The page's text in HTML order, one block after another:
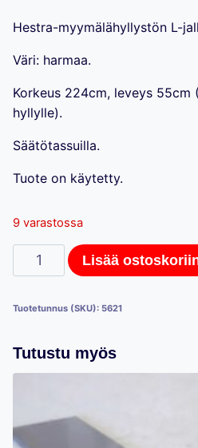
Hestra-myymälähyllystön L-
Väri: harmaa.
Korkeus 224cm, leveys
hyllylle).
Säätötassuilla.
Tuote on käytetty.
9 varastossa
Hestra-
myymälähyllystön
jalka,
määrä
Lisää
Tuotetunnus (SKU): 5621
Tutustu myös